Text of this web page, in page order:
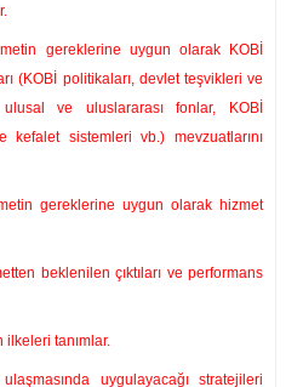
gereklerine uygun olarak KOBİ
(KOBİ politikaları, devlet teşvikleri ve
ve uluslararası fonlar, KOBİ
sistemleri vb.) mevzuatlarını
gereklerine uygun olarak hizmet
beklenilen çıktıları ve performans
ilkeleri tanımlar.
uygulayacağı stratejileri